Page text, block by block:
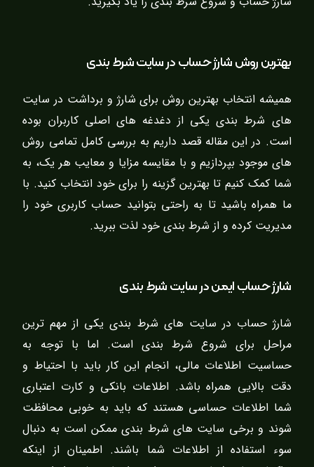
بهترین روش شارژ حساب در سایت شرط بندی
همیشه انتخاب بهترین روش برای شارژ و برداشت در سایت
های شرط بندی یکی از دغدغه های اصلی کاربران بوده
است. در این مقاله قصد داریم به بررسی کامل تمامی روش
های موجود بپردازیم و با مقایسه مزایا و معایب هر یک، به
شما کمک کنیم تا بهترین گزینه را برای خود انتخاب کنید. با
ما همراه باشید تا به راحتی بتوانید حساب کاربری خود را
مدیریت کرده و از شرط بندی خود لذت ببرید.
شارژ حساب ایمن در سایت شرط بندی
شارژ حساب در سایت های شرط بندی یکی از مهم ترین
مراحل برای شروع شرط بندی است. اما با توجه به
حساسیت اطلاعات مالی، انجام این کار باید با احتیاط و
دقت بالایی همراه باشد. اطلاعات بانکی و کارت اعتباری
شما اطلاعات حساسی هستند که باید به خوبی محافظت
شوند و برخی سایت های شرط بندی ممکن است به دنبال
سوء استفاده از اطلاعات شما باشند. اطمینان از اینکه